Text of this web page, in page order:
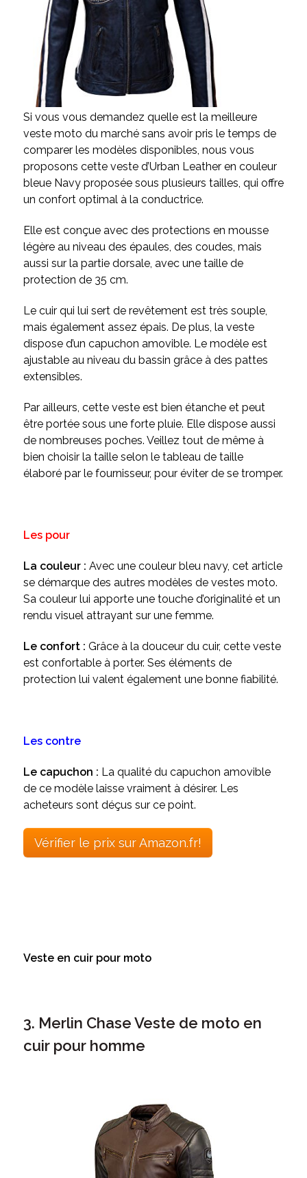
Si vous vous demandez quelle est la meilleure
veste moto du marché sans avoir pris le temps de
comparer les modèles disponibles, nous vous
proposons cette veste d’Urban Leather en couleur
bleue Navy proposée sous plusieurs tailles, qui offre
un confort optimal à la conductrice.
Elle est conçue avec des protections en mousse
légère au niveau des épaules, des coudes, mais
aussi sur la partie dorsale, avec une taille de
protection de 35 cm.
Le cuir qui lui sert de revêtement est très souple,
mais également assez épais. De plus, la veste
dispose d’un capuchon amovible. Le modèle est
ajustable au niveau du bassin grâce à des pattes
extensibles.
Par ailleurs, cette veste est bien étanche et peut
être portée sous une forte pluie. Elle dispose aussi
de nombreuses poches. Veillez tout de même à
bien choisir la taille selon le tableau de taille
élaboré par le fournisseur, pour éviter de se tromper.
Les pour
La couleur : Avec une couleur bleu navy, cet article
se démarque des autres modèles de vestes moto.
Sa couleur lui apporte une touche d’originalité et un
rendu visuel attrayant sur une femme.
Le confort : Grâce à la douceur du cuir, cette veste
est confortable à porter. Ses éléments de
protection lui valent également une bonne fiabilité.
Les contre
Le capuchon : La qualité du capuchon amovible
de ce modèle laisse vraiment à désirer. Les
acheteurs sont déçus sur ce point.
Vérifier le prix sur Amazon.fr!
Veste en cuir pour moto
3. Merlin Chase Veste de moto en
cuir pour homme